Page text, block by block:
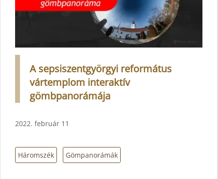
A sepsiszentgyörgyi református
vártemplom interaktív
gömbpanorámája
2022. február 11
Háromszék Gömpanorámák